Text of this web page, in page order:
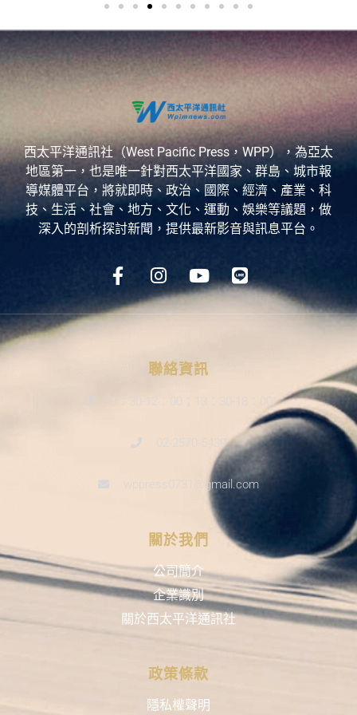
西太平洋通訊社（West Pacific Press，WPP），為亞太
地區第一，也是唯一針對西太平洋國家、群島、城市報
導媒體平台，將就即時、政治、國際、經濟、產業、科
技、生活、社會、地方、文化、運動、娛樂等議題，做
深入的剖析探討新聞，提供最新影音與訊息平台。
聯絡資訊
9：30-12：00；13：30-18：00
02-2570-5439
wppress0731@gmail.com
關於我們
公司簡介
企業識別
關於西太平洋通訊社
政策條款
隱私權聲明